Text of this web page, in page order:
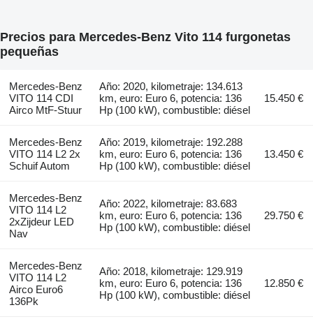
Precios para Mercedes-Benz Vito 114 furgonetas
pequeñas
Mercedes-Benz
VITO 114 CDI
Airco MtF-Stuur
Año: 2020, kilometraje: 134.613
km, euro: Euro 6, potencia: 136
Hp (100 kW), combustible: diésel
15.450 €
Mercedes-Benz
VITO 114 L2 2x
Schuif Autom
Año: 2019, kilometraje: 192.288
km, euro: Euro 6, potencia: 136
Hp (100 kW), combustible: diésel
13.450 €
Mercedes-Benz
VITO 114 L2
2xZijdeur LED
Nav
Año: 2022, kilometraje: 83.683
km, euro: Euro 6, potencia: 136
Hp (100 kW), combustible: diésel
29.750 €
Mercedes-Benz
VITO 114 L2
Airco Euro6
136Pk
Año: 2018, kilometraje: 129.919
km, euro: Euro 6, potencia: 136
Hp (100 kW), combustible: diésel
12.850 €